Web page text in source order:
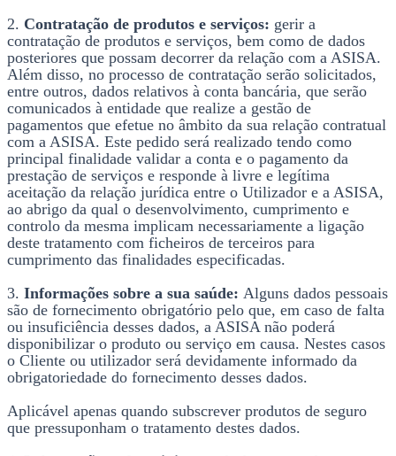
2. Contratação de produtos e serviços: gerir a
contratação de produtos e serviços, bem como de dados
posteriores que possam decorrer da relação com a ASISA.
Além disso, no processo de contratação serão solicitados,
entre outros, dados relativos à conta bancária, que serão
comunicados à entidade que realize a gestão de
pagamentos que efetue no âmbito da sua relação contratual
com a ASISA. Este pedido será realizado tendo como
principal finalidade validar a conta e o pagamento da
prestação de serviços e responde à livre e legítima
aceitação da relação jurídica entre o Utilizador e a ASISA,
ao abrigo da qual o desenvolvimento, cumprimento e
controlo da mesma implicam necessariamente a ligação
deste tratamento com ficheiros de terceiros para
cumprimento das finalidades especificadas.
3. Informações sobre a sua saúde: Alguns dados pessoais
são de fornecimento obrigatório pelo que, em caso de falta
ou insuficiência desses dados, a ASISA não poderá
disponibilizar o produto ou serviço em causa. Nestes casos
o Cliente ou utilizador será devidamente informado da
obrigatoriedade do fornecimento desses dados.
Aplicável apenas quando subscrever produtos de seguro
que pressuponham o tratamento destes dados.